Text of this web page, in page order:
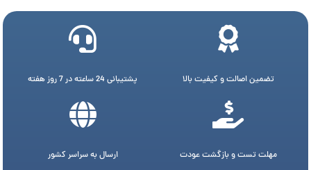
تضمین اصالت و کیفیت بالا پشتیبانی 24 ساعته در 7 روز هفته
مهلت تست و بازگشت عودت ارسال به سراسر کشور